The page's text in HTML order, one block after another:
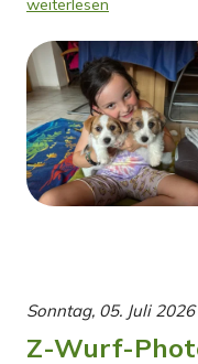
weiterlesen
Sonntag, 05. Juli 2026
Z-Wurf-